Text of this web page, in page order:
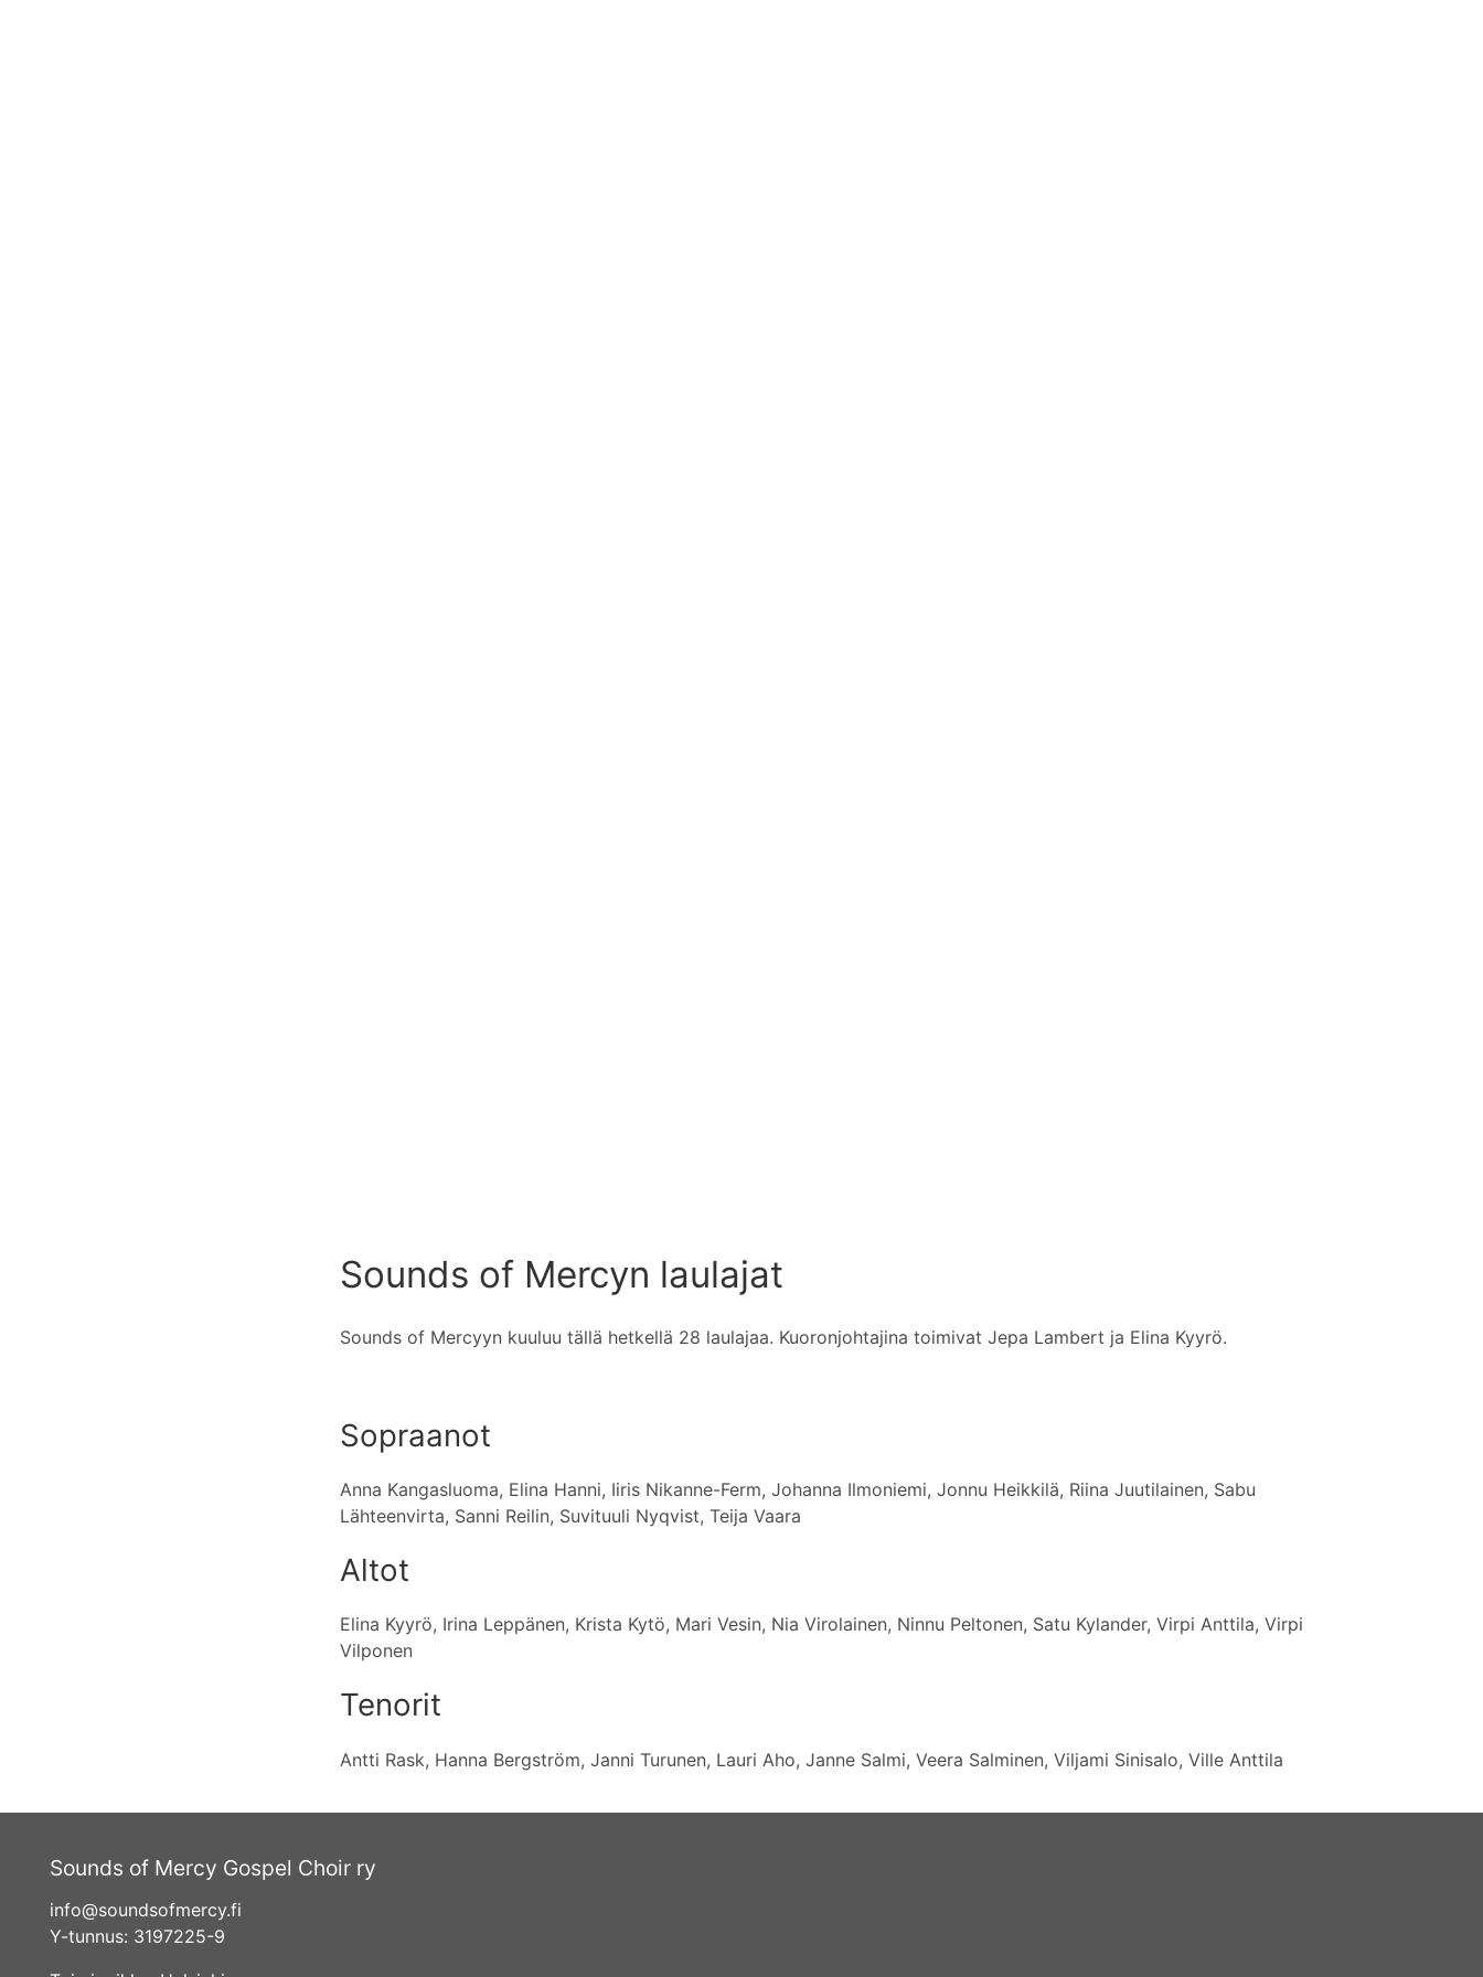
Sounds of Mercyn laulajat
Sounds of Mercyyn kuuluu tällä hetkellä 28 laulajaa. Kuoronjohtajina toimivat Jepa Lambert ja Elina Kyyrö.
Sopraanot
Anna Kangasluoma, Elina Hanni, Iiris Nikanne-Ferm, Johanna Ilmoniemi, Jonnu Heikkilä, Riina Juutilainen, Sabu
Lähteenvirta, Sanni Reilin, Suvituuli Nyqvist, Teija Vaara
Altot
Elina Kyyrö, Irina Leppänen, Krista Kytö, Mari Vesin, Nia Virolainen, Ninnu Peltonen, Satu Kylander, Virpi Anttila, Virpi
Vilponen
Tenorit
Antti Rask, Hanna Bergström, Janni Turunen, Lauri Aho, Janne Salmi, Veera Salminen, Viljami Sinisalo, Ville Anttila
Sounds of Mercy Gospel Choir ry
info@soundsofmercy.fi
Y-tunnus: 3197225-9